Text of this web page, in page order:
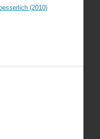
(2010)